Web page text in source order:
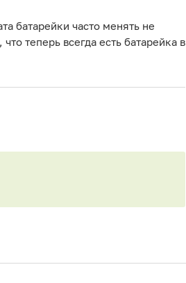
батарейки часто менять не
теперь всегда есть батарейка в